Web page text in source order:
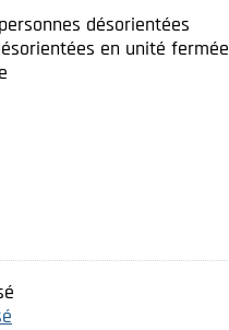
désorientées
en unité fermée